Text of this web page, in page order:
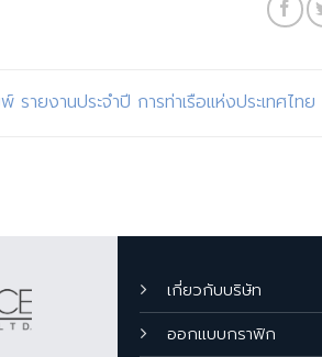
ายงานประจำปี การท่าเรือแห่งประเทศไทย
เกี่ยวกับบริษัท
ออกแบบกราฟิก